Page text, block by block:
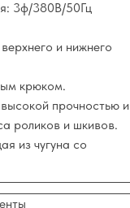
3ф/380В/50Гц
и нижнего
крюком.
прочностью и
роликов и шкивов.
из чугуна со